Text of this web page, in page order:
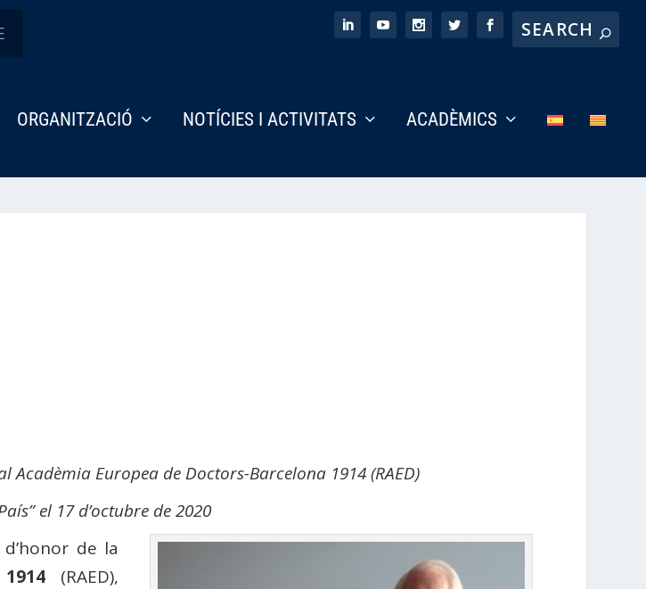
ORGANITZACIÓ NOTÍCIES I ACTIVITATS ACADÈMICS
Acadèmia Europea de Doctors-Barcelona 1914 (RAED)
el 17 d’octubre de 2020
de la
(RAED),